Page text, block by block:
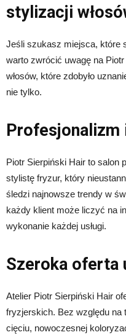
stylizacji
Jeśli szukasz miejsca, które
warto zwrócić uwagę na
włosów, które zdobyło
nie tylko.
Profesjonalizm
Piotr Sierpiński Hair to salon
stylistę fryzur, który
śledzi najnowsze trendy w
każdy klient może liczyć na
wykonanie każdej usługi.
Szeroka oferta
Atelier Piotr Sierpiński Hair
fryzjerskich. Bez względu
cięciu, nowoczesnej